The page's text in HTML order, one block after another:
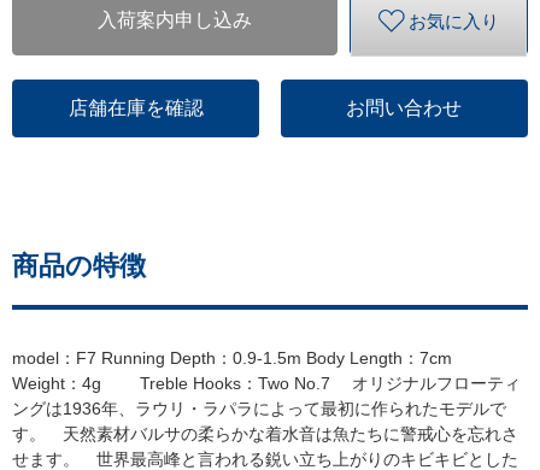
入荷案内申し込み お気に入り
店舗在庫を確認 お問い合わせ
商品の特徴
model：F7 Running Depth：0.9-1.5m Body Length：7cm
Weight：4g Treble Hooks：Two No.7 オリジナルフローティ
ングは1936年、ラウリ・ラパラによって最初に作られたモデルで
す。 天然素材バルサの柔らかな着水音は魚たちに警戒心を忘れさ
せます。 世界最高峰と言われる鋭い立ち上がりのキビキビとした